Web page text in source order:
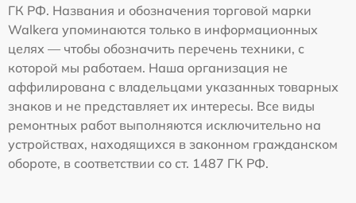
ГК РФ. Названия и обозначения торговой марки
Walkera упоминаются только в информационных
целях — чтобы обозначить перечень техники, с
которой мы работаем. Наша организация не
аффилирована с владельцами указанных товарных
знаков и не представляет их интересы. Все виды
ремонтных работ выполняются исключительно на
устройствах, находящихся в законном гражданском
обороте, в соответствии со ст. 1487 ГК РФ.